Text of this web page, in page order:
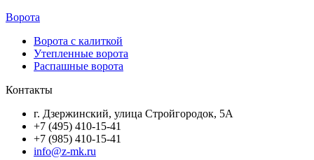
Ворота
Ворота с калиткой
Утепленные ворота
Распашные ворота
Контакты
г. Дзержинский, улица Стройгородок, 5А
+7 (495) 410-15-41
+7 (985) 410-15-41
info@z-mk.ru